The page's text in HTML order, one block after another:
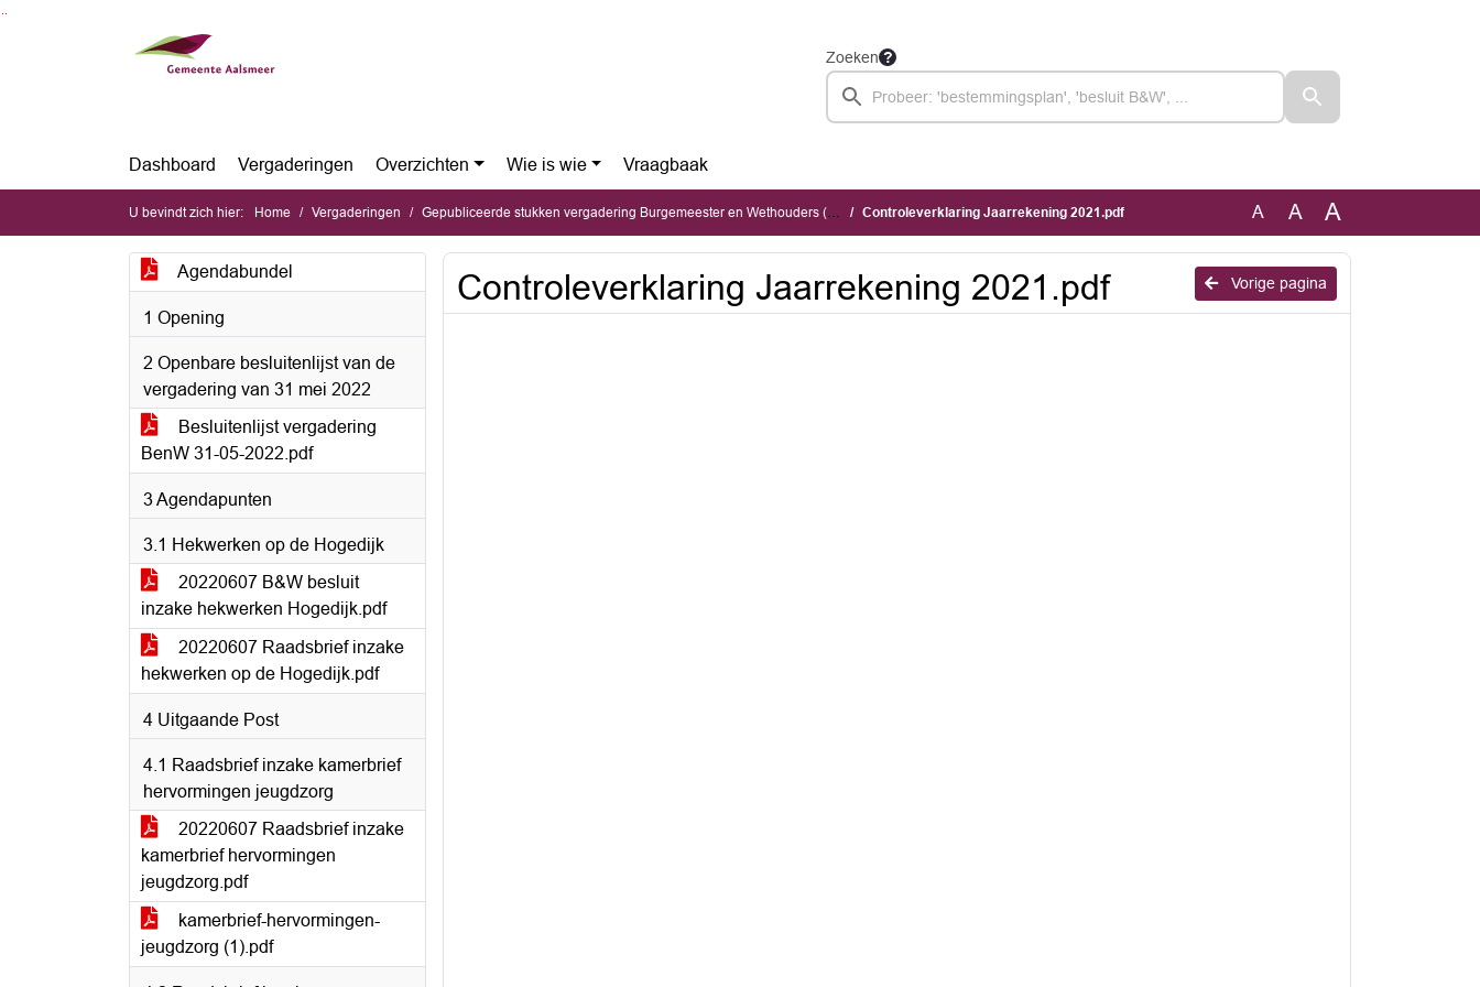
Zoeken
Dashboard Vergaderingen Overzichten Wie is wie Vraagbaak
U bevindt zich hier: Home Vergaderingen Gepubliceerde stukken vergadering Burgemeester en Wethouders (dinsdag 7 juni 2022) Controleverklaring Jaarrekening 2021.pdf A A A
Agendabundel
1 Opening
2 Openbare besluitenlijst van de
vergadering van 31 mei 2022
Besluitenlijst vergadering
BenW 31-05-2022.pdf
3 Agendapunten
3.1 Hekwerken op de Hogedijk
20220607 B&W besluit
inzake hekwerken Hogedijk.pdf
20220607 Raadsbrief inzake
hekwerken op de Hogedijk.pdf
4 Uitgaande Post
4.1 Raadsbrief inzake kamerbrief
hervormingen jeugdzorg
20220607 Raadsbrief inzake
kamerbrief hervormingen
jeugdzorg.pdf
kamerbrief-hervormingen-
jeugdzorg (1).pdf
Vorige pagina
Controleverklaring Jaarrekening 2021.pdf